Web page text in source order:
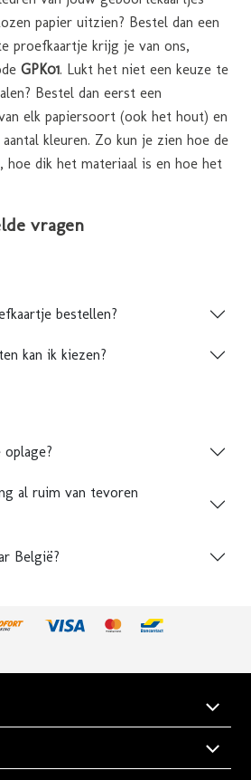
papier uitzien? Bestel dan een
proefkaartje krijg je van ons,
GPK01. Lukt het niet een keuze te
Bestel dan eerst een
elk papiersoort (ook het hout) en
kleuren. Zo kun je zien hoe de
hoe dik het materiaal is en hoe het
vragen
bestellen?
kan ik kiezen?
al ruim van tevoren
België?